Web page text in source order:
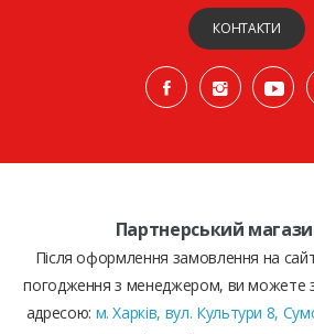
КОНТАКТИ
Партнерський
Після оформлення замовлення на
погодження з менеджером, ви можете
адресою: м. Харків, вул. Культури 8,